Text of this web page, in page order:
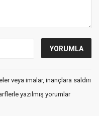
veya imalar, inançlara saldırı
yazılmış yorumlar